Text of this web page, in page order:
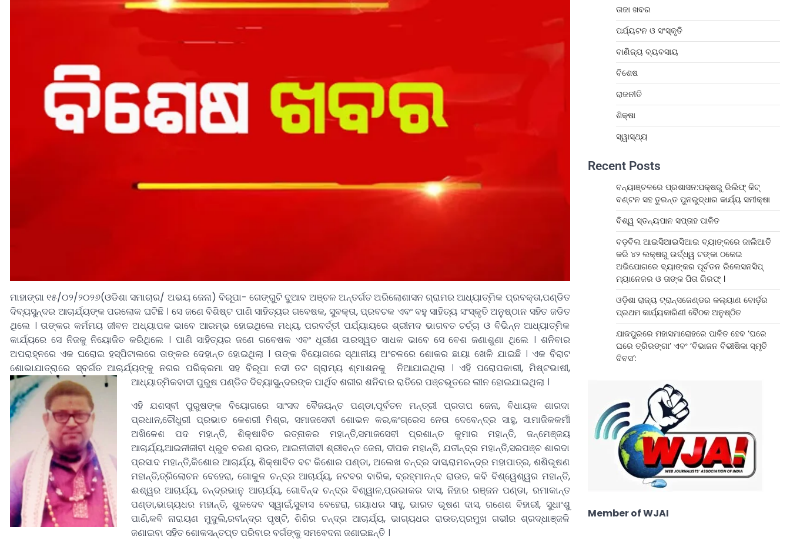
ମାହାଙ୍ଗା ୧୫/୦୨/୨୦୨୬(ଓଡିଶା ସମାଚାର/ ଅଭୟ ଜେନା) ବିରୂପା- ଗେଙ୍ଗୁଟି ଦୁଆବ ଅଞ୍ଚଳ ଅନ୍ତର୍ଗତ ଅରିଲୋଶାସନ ଗ୍ରାମର ଆଧ୍ୟାତ୍ମିକ ପ୍ରବକ୍ତା,ପଣ୍ଡିତ
ଦିବ୍ୟସୁନ୍ଦର ଆଚାର୍ଯ୍ୟଙ୍କ ପରଲୋକ ଘଟିଛି । ସେ ଜଣେ ବିଶିଷ୍ଟ ପାଣି ସାହିତ୍ୟର ଗବେଷକ, ସୁବକ୍ତା, ପ୍ରବଚକ ଏବଂ ବହୁ ସାହିତ୍ୟ ସଂସ୍କୃତି ଅନୁଷ୍ଠାନ ସହିତ ଜଡିତ
ଥିଲେ । ତାଙ୍କର କର୍ମମୟ ଜୀବନ ଅଧ୍ୟାପକ ଭାବେ ଆରମ୍ଭ ହୋଇଥିଲେ ମଧ୍ୟ, ପରବର୍ତ୍ତୀ ପର୍ଯ୍ୟାୟରେ ଶ୍ରୀମଦ ଭାଗବତ ଚର୍ଚ୍ଚା ଓ ବିଭିନ୍ନ ଆଧ୍ୟାତ୍ମିକ
କାର୍ଯ୍ୟରେ ସେ ନିଜକୁ ନିୟୋଜିତ କରିଥିଲେ । ପାଣି ସାହିତ୍ୟର ଜଣେ ଗବେଷକ ଏବଂ ଧୂରୀଣ ସାରସ୍ୱତ ସାଧକ ଭାବେ ସେ ବେଶ ଜଣାଶୁଣା ଥିଲେ । ଶନିବାର
ଅପରାହ୍ନରେ ଏକ ଘରୋଇ ହସ୍ପିଟାଲରେ ତାଙ୍କର ଦେହାନ୍ତ ହୋଇଥିଲା । ତାଙ୍କ ବିୟୋଗରେ ସ୍ଥାନୀୟ ଅଂଚଳରେ ଶୋକର ଛାୟା ଖେଳି ଯାଇଛି । ଏକ ବିରାଟ
ଶୋଭାଯାତ୍ରାରେ ସ୍ବର୍ଗତ ଆଚାର୍ଯ୍ୟଙ୍କୁ ନଗର ପରିକ୍ରମା ସହ ବିରୂପା ନଦୀ ତଟ ଗ୍ରାମ୍ୟ ଶ୍ମାଶନକୁ ନିଆଯାଇଥିଲା । ଏହି ପରୋପକାରୀ, ମିଷ୍ଟଭାଷୀ,
ଆଧ୍ୟାତ୍ମିକବାଦୀ ପୁରୁଷ ପଣ୍ଡିତ ଦିବ୍ୟାସୁନ୍ଦରଙ୍କ ପାର୍ଥିବ ଶରୀର ଶନିବାର ରାତିରେ ପଞ୍ଚଭୂତରେ ଲୀନ ହୋଇଯାଇଥିଲା ।
ଏହି ଯଶସ୍ବୀ ପୁରୁଷଙ୍କ ବିୟୋଗରେ ସାଂସଦ ବୈଜୟନ୍ତ ପଣ୍ଡା,ପୂର୍ବତନ ମନ୍ତ୍ରୀ ପ୍ରତାପ ଜେନା, ବିଧାୟକ ଶାରଦା
ପ୍ରଧାନ,ଚୌଧୁରୀ ପ୍ରଭାତ କେଶରୀ ମିଶ୍ର, ସମାଜସେବୀ ଶୋଭନ କର,କଂଗ୍ରେସ ନେତା ଦେବେନ୍ଦ୍ର ସାହୁ, ସାମାଜିକକର୍ମୀ
ଅଖିଳେଶ ପଦ ମହାନ୍ତି, ଶିକ୍ଷାବିତ ରତ୍ନାକର ମହାନ୍ତି,ସମାଜସେବୀ ପ୍ରଶାନ୍ତ କୁମାର ମହାନ୍ତି, ଜନ୍ମେଞ୍ଜୟ
ଆଚାର୍ଯ୍ୟ,ଆଇନୀଜୀବୀ ଧ୍ରୁବ ଚରଣ ରାଉତ, ଆଇନୀଜୀବୀ ଶ୍ରୀବନ୍ତ ଜେନା, ଦୀପକ ମହାନ୍ତି, ଯତୀନ୍ଦ୍ର ମହାନ୍ତି,ସରପଞ୍ଚ ଶାରଦା
ପ୍ରସାଦ ମହାନ୍ତି,କିଶୋର ଆଚାର୍ଯ୍ୟ, ଶିକ୍ଷାବିତ ବଟ କିଶୋର ପଣ୍ଡା, ଅଲେଖ ଚନ୍ଦ୍ର ଦାସ,ରାମଚନ୍ଦ୍ର ମହାପାତ୍ର, ଶଶିଭୂଷଣ
ମହାନ୍ତି,ତ୍ରିଲୋଚନ ବେହେରା, ଗୋକୁଳ ଚନ୍ଦ୍ର ଆଚାର୍ଯ୍ୟ, ନଟବର ବାରିକ, ବ୍ରହ୍ମାନନ୍ଦ ରାଉତ, କବି ବିଶ୍ୱେଶ୍ୱର ମହାନ୍ତି,
ଈଶ୍ୱର ଆଚାର୍ଯ୍ୟ, ଚନ୍ଦ୍ରଭାନୁ ଆଚାର୍ଯ୍ୟ, ଗୋବିନ୍ଦ ଚନ୍ଦ୍ର ବିଶ୍ୱାଳ,ପ୍ରଭାକର ଦାସ, ନିହାର ରଞ୍ଜନ ପଣ୍ଡା, ରମାକାନ୍ତ
ପଣ୍ଡା,ଭାଗ୍ୟଧର ମହାନ୍ତି, ଶୁକଦେବ ସ୍ୱାଇଁ,ସୁବାସ ବେହେରା, ଗୟାଧର ସାହୁ, ଭାରତ ଭୂଷଣ ଦାସ, ଗଣେଶ ବିହାରୀ, ସୁଧାଂଶୁ
ପାଣି,କବି ନାରାୟଣ ମୁଦୁଲି,ରବୀନ୍ଦ୍ର ପୃଷ୍ଟି, ଶିଶିର ଚନ୍ଦ୍ର ଆଚାର୍ଯ୍ୟ, ଭାଗ୍ୟଧର ରାଉତ,ପ୍ରମୁଖ ଗଭୀର ଶ୍ରଦ୍ଧାଞ୍ଜଳି
ଜଣାଇବା ସହିତ ଶୋକସନ୍ତପ୍ତ ପରିବାର ବର୍ଗଙ୍କୁ ସମବେଦନା ଜଣାଇଛନ୍ତି ।
ତାଜା ଖବର
ପର୍ଯ୍ୟଟନ ଓ ସଂସ୍କୃତି
ବାଣିଜ୍ୟ ବ୍ୟବସାୟ
ବିଶେଷ
ରାଜନୀତି
ଶିକ୍ଷା
ସ୍ୱାସ୍ଥ୍ୟ
Recent Posts
ବନ୍ୟାଞ୍ଚଳରେ ପ୍ରଶାସନ:ପକ୍ଷରୁ ରିଲିଫ୍ କିଟ୍
ବଣ୍ଟନ ସହ ତୁରନ୍ତ ପୁନରୁଦ୍ଧାର କାର୍ଯ୍ୟ ସମୀକ୍ଷା
ବିଶ୍ୱ ସ୍ତନ୍ୟପାନ ସପ୍ତାହ ପାଳିତ
ବଡ଼ବିଲ ଆଇସିଆଇସିଆଇ ବ୍ୟାଙ୍କରେ ଜାଲିଆତି
କରି ୪୨ ଲକ୍ଷରୁ ଉର୍ଦ୍ଧ୍ୱ ଟଙ୍କା ଠକେଇ
ଅଭିଯୋଗରେ ବ୍ୟାଙ୍କର ପୂର୍ବତନ ରିଲେସନସିପ୍
ମ୍ୟାନେଜର ଓ ତାଙ୍କ ପିତା ଗିରଫ୍ ।
ଓଡ଼ିଶା ରାଜ୍ୟ ଟ୍ରାନ୍ସଜେଣ୍ଡର କଲ୍ୟାଣ ବୋର୍ଡ଼ର
ପ୍ରଥମ କାର୍ଯ୍ୟକାରିଣୀ ବୈଠକ ଅନୁଷ୍ଠିତ
ଯାଜପୁରରେ ମହାସମାରୋହରେ ପାଳିତ ହେବ ‘ଘରେ
ଘରେ ତ୍ରିରଙ୍ଗା’ ଏବଂ ‘ବିଭାଜନ ବିଭୀଷିକା ସ୍ମୃତି
ଦିବସ’:
Member of WJAI